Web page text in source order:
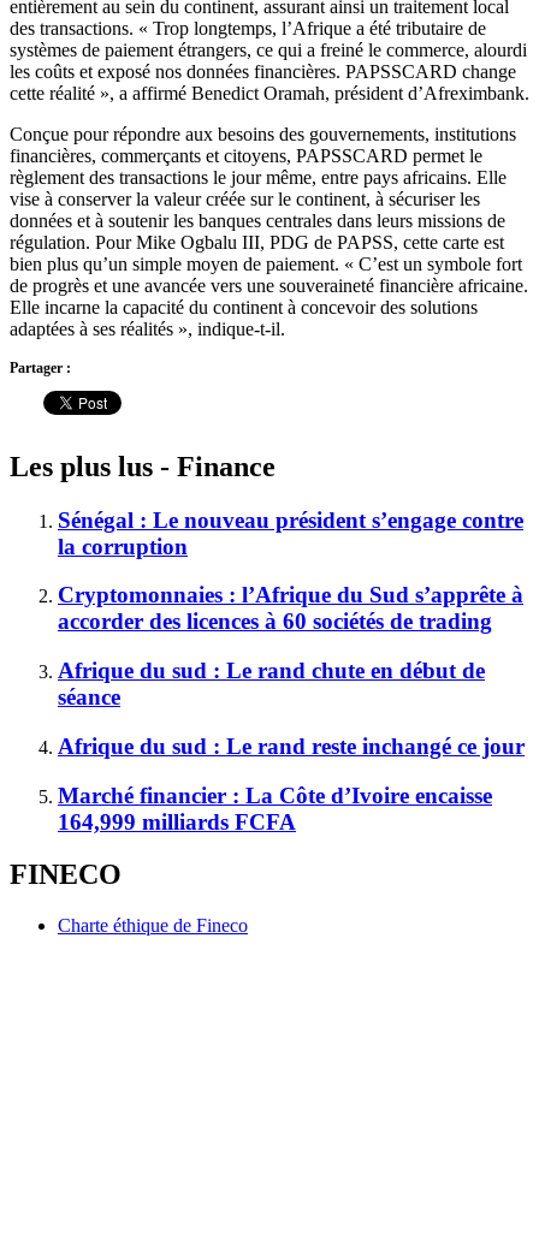
entièrement au sein du continent, assurant ainsi un traitement local
des transactions. « Trop longtemps, l’Afrique a été tributaire de
systèmes de paiement étrangers, ce qui a freiné le commerce, alourdi
les coûts et exposé nos données financières. PAPSSCARD change
cette réalité », a affirmé Benedict Oramah, président d’Afreximbank.
Conçue pour répondre aux besoins des gouvernements, institutions
financières, commerçants et citoyens, PAPSSCARD permet le
règlement des transactions le jour même, entre pays africains. Elle
vise à conserver la valeur créée sur le continent, à sécuriser les
données et à soutenir les banques centrales dans leurs missions de
régulation. Pour Mike Ogbalu III, PDG de PAPSS, cette carte est
bien plus qu’un simple moyen de paiement. « C’est un symbole fort
de progrès et une avancée vers une souveraineté financière africaine.
Elle incarne la capacité du continent à concevoir des solutions
adaptées à ses réalités », indique-t-il.
Partager :
Les plus lus - Finance
Sénégal : Le nouveau président s’engage contre
la corruption
Cryptomonnaies : l’Afrique du Sud s’apprête à
accorder des licences à 60 sociétés de trading
Afrique du sud : Le rand chute en début de
séance
Afrique du sud : Le rand reste inchangé ce jour
Marché financier : La Côte d’Ivoire encaisse
164,999 milliards FCFA
FINECO
Charte éthique de Fineco